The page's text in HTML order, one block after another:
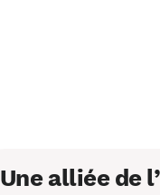
Une alliée de